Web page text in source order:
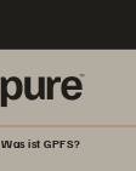
Was ist GPFS?